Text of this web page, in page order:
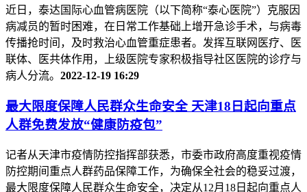
近日，泰达国际心血管病医院（以下简称“泰心医院”）克服因
病减员的暂时困难，在日常工作基础上增开急诊手术，与病毒
传播抢时间，及时救治心血管重症患者。发挥互联网医疗、医
联体、医共体作用，上级医院专家积极指导社区医院的诊疗与
病人分流。 2022-12-19 16:29
最大限度保障人民群众生命安全 天津18日起向重点
人群免费发放“健康防疫包”
记者从天津市疫情防控指挥部获悉，市委市政府高度重视疫情
防控期间重点人群药品保障工作，为确保全社会的稳妥过渡，
最大限度保障人民群众生命安全，决定从12月18日起向重点人